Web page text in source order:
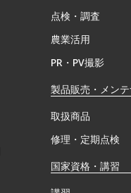
点検・調査
農業活用
PR・PV撮影
製品販売・メン
取扱商品
修理・定期点検
国家資格・講習